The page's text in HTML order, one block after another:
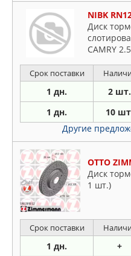
NIBK
Диск
CAMRY
Срок поставки
1 дн. 2 шт.
1 дн. 10
Другие
OTTO
Диск
1 шт.)
Срок поставки
1 дн. +